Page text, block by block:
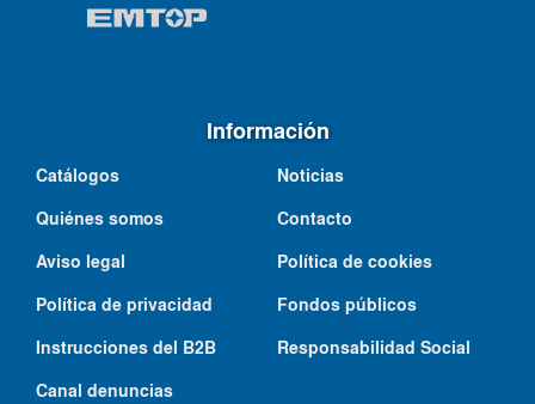
Información
Catálogos
Noticias
Quiénes somos
Contacto
Aviso legal
Política de cookies
Política de privacidad
Fondos públicos
Instrucciones del B2B
Responsabilidad Social
Canal denuncias